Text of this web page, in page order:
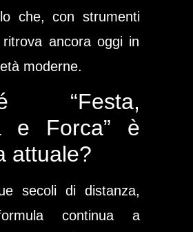
che, con strumenti
ancora oggi in
moderne.
“Festa,
e Forca” è
attuale?
secoli di distanza,
continua a